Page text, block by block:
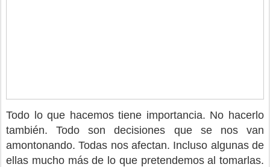
Todo lo que hacemos tiene importancia. No hacerlo
también. Todo son decisiones que se nos van
amontonando. Todas nos afectan. Incluso algunas de
ellas mucho más de lo que pretendemos al tomarlas.